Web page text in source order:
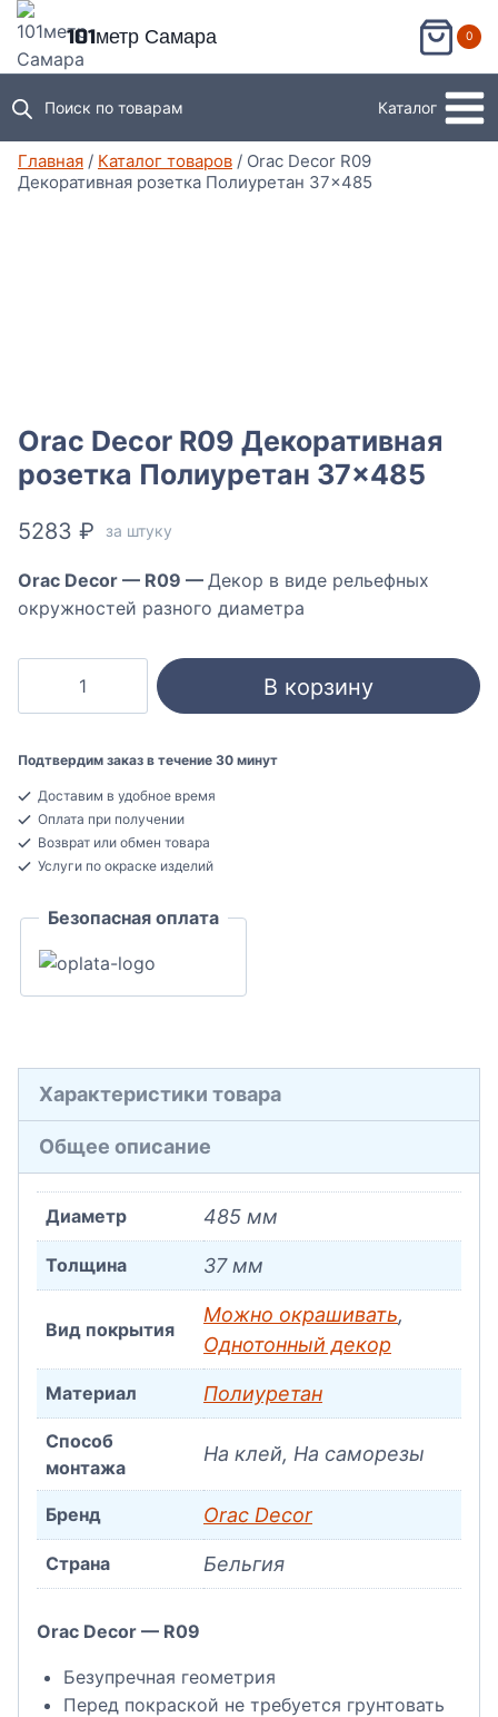
Перейти
содержимому
101метр Самара 0
Поиск по товарам Каталог
Главная / Каталог товаров / Orac Decor R09
Декоративная розетка Полиуретан 37×485
Orac Decor R09 Декоративная
розетка Полиуретан 37×485
5283 ₽ за штуку
Orac Decor — R09 — Декор в виде рельефных
окружностей разного диаметра
Decor
Декоративная
розетка
Полиуретан
В корзину
Подтвердим заказ в течение 30 минут
Доставим в удобное время
Оплата при получении
Возврат или обмен товара
Услуги по окраске изделий
Безопасная оплата
Характеристики товара
Общее описание
Диаметр 485 мм
Толщина 37 мм
Вид покрытия
Можно окрашивать,
Однотонный декор
Материал Полиуретан
Способ
монтажа
На клей, На саморезы
Бренд Orac Decor
Страна Бельгия
Orac Decor — R09
Безупречная геометрия
Перед покраской не требуется грунтовать